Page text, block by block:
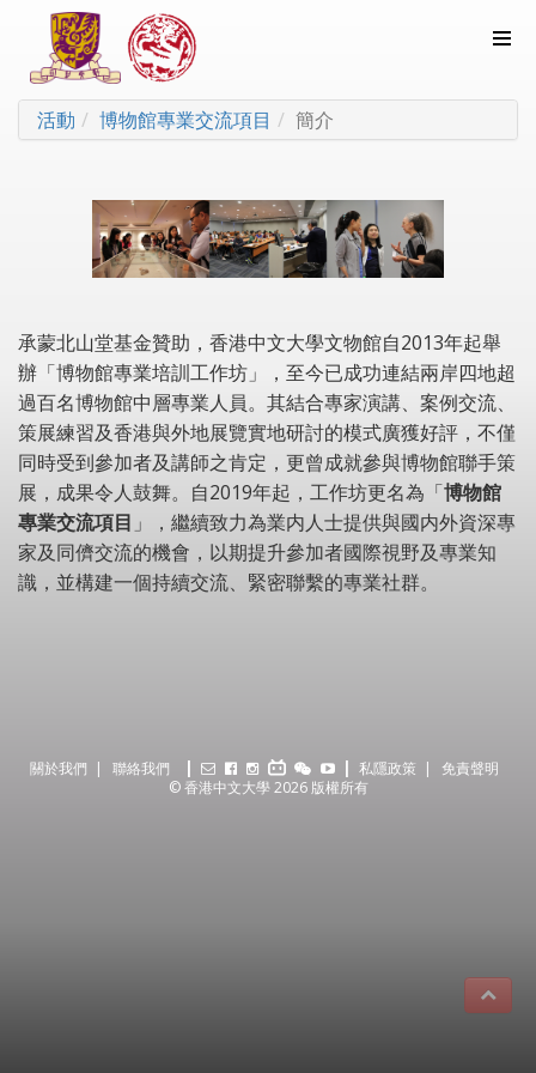
活動 博物館專業交流項目 簡介
承蒙北山堂基金贊助，香港中文大學文物館自2013年起舉
辦「博物館專業培訓工作坊」，至今已成功連結兩岸四地超
過百名博物館中層專業人員。其結合專家演講、案例交流、
策展練習及香港與外地展覽實地研討的模式廣獲好評，不僅
同時受到參加者及講師之肯定，更曾成就參與博物館聯手策
展，成果令人鼓舞。自2019年起，工作坊更名為「博物館
專業交流項目 」，繼續致力為業内人士提供與國内外資深專
家及同儕交流的機會，以期提升參加者國際視野及專業知
識，並構建一個持續交流、緊密聯繫的專業社群。
關於我們 聯絡我們 私隱政策
免責聲明
© 香港中文大學 2026 版權所有